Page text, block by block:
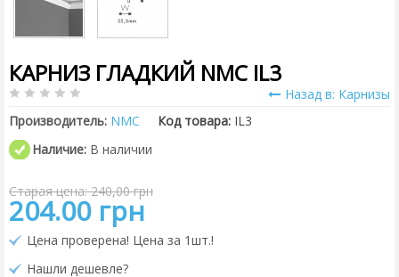
КАРНИЗ ГЛАДКИЙ NMC IL3
Назад в: Карнизы
Производитель: NMC Код товара: IL3
Наличие: В наличии
Старая цена: 240,00 грн
204.00 грн
Цена проверена! Цена за 1шт.!
Нашли дешевле?